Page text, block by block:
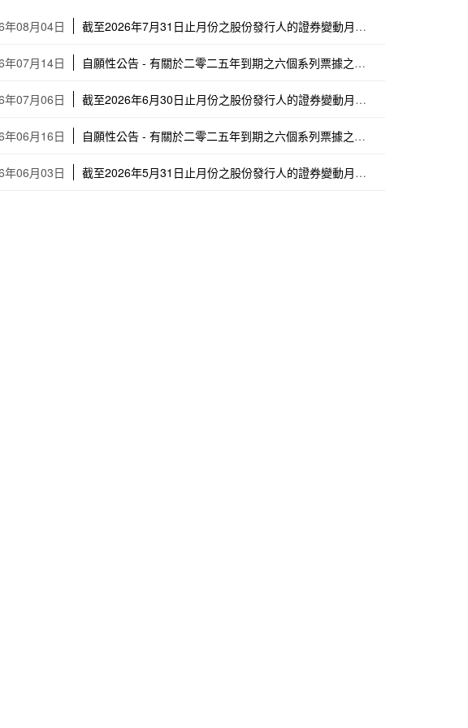
年08月04日 截至2026年7月31日止月份之股份發行人的證券變動月報表
年07月14日 自願性公告 - 有關於二零二五年到期之六個系列票據之同意徵求結果
年07月06日 截至2026年6月30日止月份之股份發行人的證券變動月報表
年06月16日 自願性公告 - 有關於二零二五年到期之六個系列票據之同意徵求
年06月03日 截至2026年5月31日止月份之股份發行人的證券變動月報表